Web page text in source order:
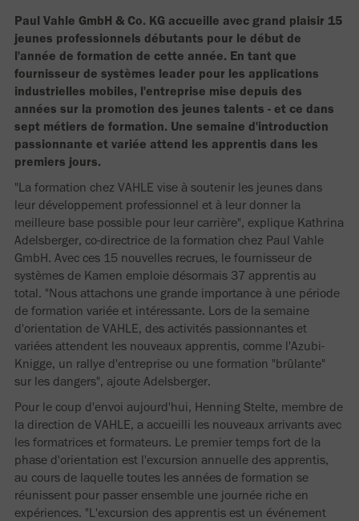
Paul Vahle GmbH & Co. KG accueille avec grand plaisir 15
jeunes professionnels débutants pour le début de
l'année de formation de cette année. En tant que
fournisseur de systèmes leader pour les applications
industrielles mobiles, l'entreprise mise depuis des
années sur la promotion des jeunes talents - et ce dans
sept métiers de formation. Une semaine d'introduction
passionnante et variée attend les apprentis dans les
premiers jours.
"La formation chez VAHLE vise à soutenir les jeunes dans
leur développement professionnel et à leur donner la
meilleure base possible pour leur carrière", explique Kathrina
Adelsberger, co-directrice de la formation chez Paul Vahle
GmbH. Avec ces 15 nouvelles recrues, le fournisseur de
systèmes de Kamen emploie désormais 37 apprentis au
total. "Nous attachons une grande importance à une période
de formation variée et intéressante. Lors de la semaine
d'orientation de VAHLE, des activités passionnantes et
variées attendent les nouveaux apprentis, comme l'Azubi-
Knigge, un rallye d'entreprise ou une formation "brûlante"
sur les dangers", ajoute Adelsberger.
Pour le coup d'envoi aujourd'hui, Henning Stelte, membre de
la direction de VAHLE, a accueilli les nouveaux arrivants avec
les formatrices et formateurs. Le premier temps fort de la
phase d'orientation est l'excursion annuelle des apprentis,
au cours de laquelle toutes les années de formation se
réunissent pour passer ensemble une journée riche en
expériences. "L'excursion des apprentis est un événement